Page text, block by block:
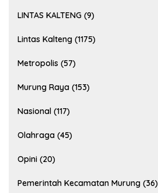
LINTAS KALTENG (9)
Lintas Kalteng (1175)
Metropolis (57)
Murung Raya (153)
Nasional (117)
Olahraga (45)
Opini (20)
Pemerintah Kecamatan Murung (36)